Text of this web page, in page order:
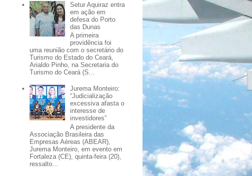
Setur Aquiraz entra
em ação em
defesa do Porto
das Dunas
A primeira
providência foi
uma reunião com o secretário do
Turismo do Estado do Ceará,
Arialdo Pinho, na Secretaria do
Turismo do Ceará (S...
Jurema Monteiro:
“Judicialização
excessiva afasta o
interesse de
investidores”
A presidente da
Associação Brasileira das
Empresas Aéreas (ABEAR),
Jurema Monteiro, em evento em
Fortaleza (CE), quinta-feira (20),
ressalto...